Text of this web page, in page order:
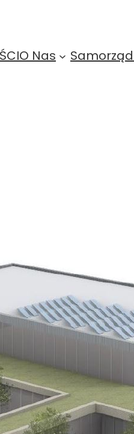
O Nas Samorząd